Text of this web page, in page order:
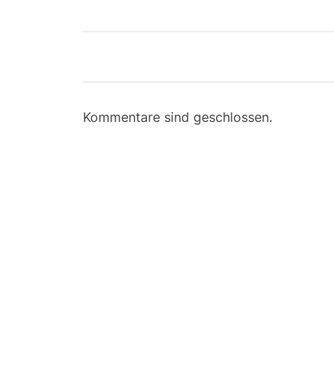
Kommentare sind geschlossen.